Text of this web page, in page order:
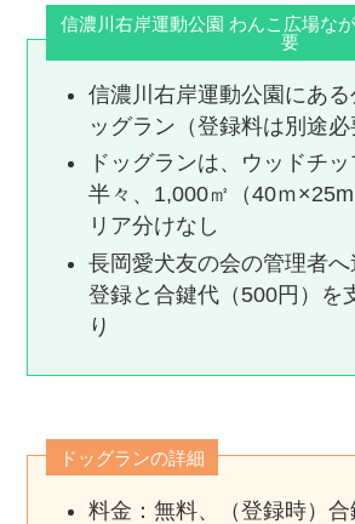
信濃川右岸運動公園 わんこ広場な
要
信濃川右岸運動公園にあ
ッグラン（登録料は別途必
ドッグランは、ウッドチ
半々、1,000㎡（40ｍ
リア分けなし
長岡愛犬友の会の管理者へ
登録と合鍵代（500円）を
り
ドッグランの詳細
料金：無料、（登録時）合